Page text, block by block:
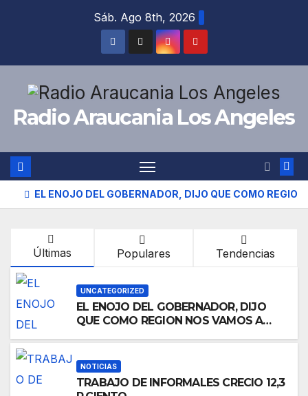
Sáb. Ago 8th, 2026
Radio Araucania Los Angeles
EL ENOJO DEL GOBERNADOR, DIJO QUE COMO
Últimas Populares Tendencias
UNCATEGORIZED
EL ENOJO DEL GOBERNADOR, DIJO
QUE COMO REGION NOS VAMOS A
NOTICIAS
TRABAJO DE INFORMALES CRECIO 12,3